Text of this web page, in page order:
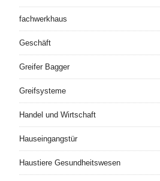
fachwerkhaus
Geschäft
Greifer Bagger
Greifsysteme
Handel und Wirtschaft
Hauseingangstür
Haustiere Gesundheitswesen